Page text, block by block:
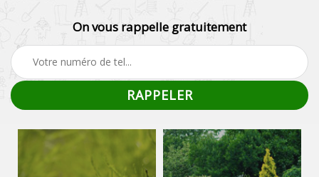
On vous rappelle gratuitement